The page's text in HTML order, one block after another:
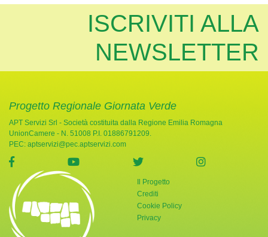
ISCRIVITI ALLA
NEWSLETTER
Progetto Regionale Giornata Verde
APT Servizi Srl - Società costituita dalla Regione Emilia Romagna
UnionCamere - N. 51008 P.I. 01886791209.
PEC: aptservizi@pec.aptservizi.com
visita la pagina Facebook di Giornata Verde
visita la pagina YouTube di Giornata
visita la pagina Twitter di
visita la
Il Progetto
Crediti
Cookie Policy
Privacy